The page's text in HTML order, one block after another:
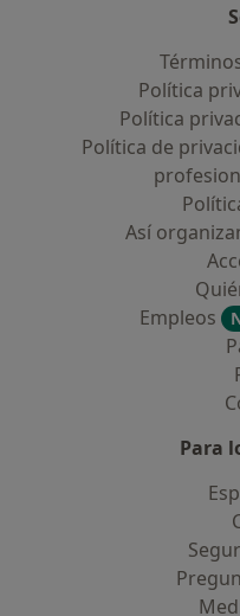
Política
Política
Política de
Así
Empleos
Para